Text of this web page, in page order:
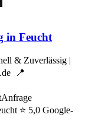
in Feucht
& Zuverlässig |
📍
⭐ 5,0 Google-